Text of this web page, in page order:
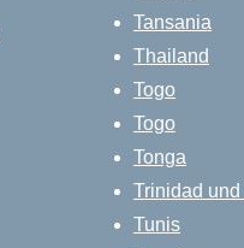
Tansania
Thailand
Togo
Togo
Tonga
Trinidad und
Tunis